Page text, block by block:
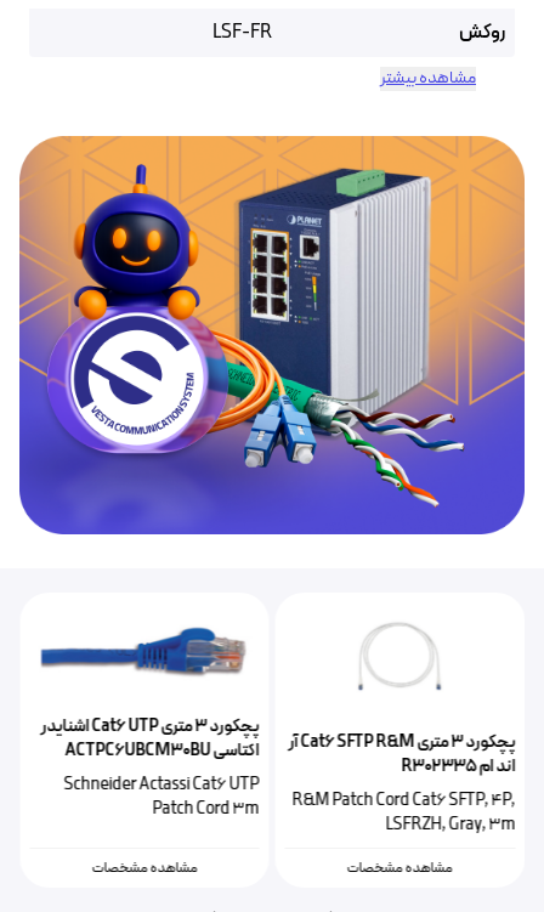
روکش
LSF-FR
مشاهده بیشتر
پچکورد ۳ متری Cat6 SFTP R&M آر
اند ام R302335
R&M Patch Cord Cat6 SFTP, 4P,
LSFRZH, Gray, 3m
مشاهده مشخصات
پچکورد ۳ متری Cat6 UTP اشنایدر
اکتاسی ACTPC6UBCM30BU
Schneider Actassi Cat6 UTP
Patch Cord 3m
مشاهده مشخصات